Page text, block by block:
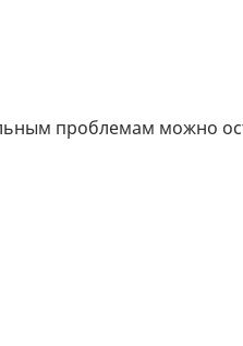
проблемам можно